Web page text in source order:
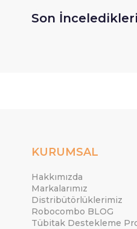
Son
KURUMSAL
Hakkımızda
Markalarımız
Distribütörlüklerimiz
Robocombo BLOG
Tübitak Destekleme